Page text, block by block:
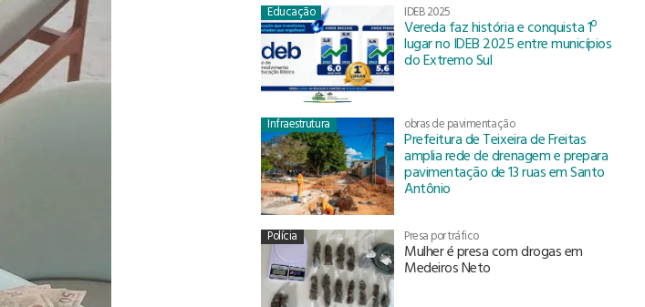
Educação IDEB 2025
Vereda faz história e conquista 1º
lugar no IDEB 2025 entre municípios
do Extremo Sul
Infraestrutura obras de pavimentação
Prefeitura de Teixeira de Freitas
amplia rede de drenagem e prepara
pavimentação de 13 ruas em Santo
Antônio
Polícia Presa por tráfico
Mulher é presa com drogas em
Medeiros Neto